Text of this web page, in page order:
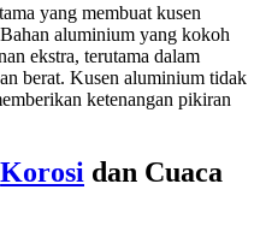
yang membuat kusen
aluminium yang kokoh
ekstra, terutama dalam
berat. Kusen aluminium tidak
ketenangan pikiran
Korosi dan Cuaca